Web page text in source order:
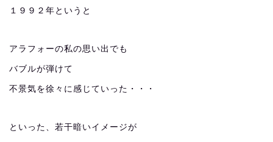
１９９２年というと
アラフォーの私の思い出でも
バブルが弾けて
不景気を徐々に感じていった・・・
といった、若干暗いイメージが